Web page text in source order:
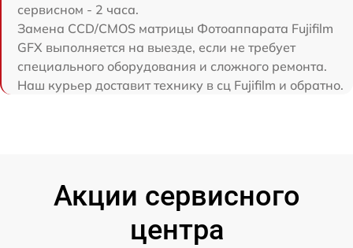
сервисном - 2 часа.
Замена CCD/CMOS матрицы Фотоаппарата Fujifilm
GFX выполняется на выезде, если не требует
специального оборудования и сложного ремонта.
Наш курьер доставит технику в сц Fujifilm и обратно.
Акции сервисного
центра